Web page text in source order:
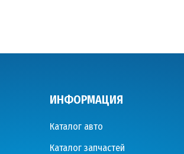
ИНФОРМАЦИЯ
Каталог авто
Каталог запчастей